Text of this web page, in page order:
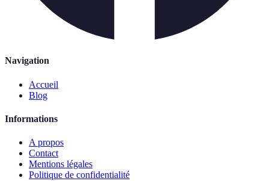
Navigation
Accueil
Blog
Informations
A propos
Contact
Mentions légales
Politique de confidentialité